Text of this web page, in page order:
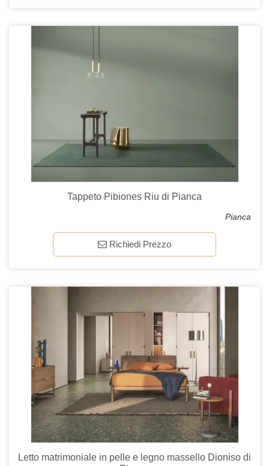
Tappeto Pibiones Riu di Pianca
Pianca
Richiedi Prezzo
Letto matrimoniale in pelle e legno massello Dioniso di